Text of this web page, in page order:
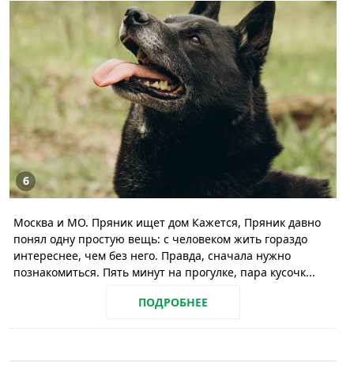
6
Москва и МО. Пряник ищет дом Кажется, Пряник давно
понял одну простую вещь: с человеком жить гораздо
интереснее, чем без него. Правда, сначала нужно
познакомиться. Пять минут на прогулке, пара кусочк...
ПОДРОБНЕЕ